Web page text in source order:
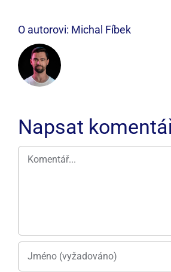
O autorovi: Michal Fíbek
Napsat
Komentář